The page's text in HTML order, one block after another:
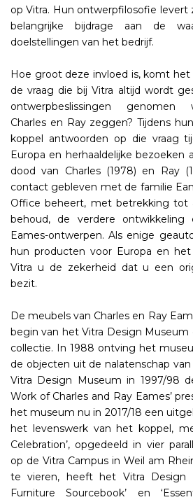
op Vitra. Hun ontwerpfilosofie levert
belangrijke bijdrage aan de
doelstellingen van het bedrijf.
Hoe groot deze invloed is, komt
de vraag die bij Vitra altijd wordt
ontwerpbeslissingen genomen
Charles en Ray zeggen? Tijdens
koppel antwoorden op die vraag
Europa en herhaaldelijke bezoeken
dood van Charles (1978) en Ray
contact gebleven met de familie
Office beheert, met betrekking tot
behoud, de verdere
Eames-ontwerpen. Als enige
hun producten voor Europa en
Vitra u de zekerheid dat u een
bezit.
De meubels van Charles en Ray
begin van het Vitra Design
collectie. In 1988 ontving het
de objecten uit de nalatenschap
Vitra Design Museum in 1997/98
Work of Charles and Ray Eames’
het museum nu in 2017/18 een
het levenswerk van het koppel,
Celebration’, opgedeeld in vier
op de Vitra Campus in Weil am
te vieren, heeft het Vitra Design
Furniture Sourcebook’ en